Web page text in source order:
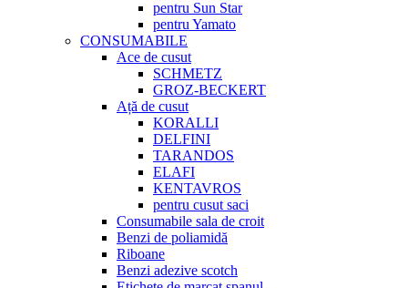
pentru Sun Star
pentru Yamato
CONSUMABILE
Ace de cusut
SCHMETZ
GROZ-BECKERT
Ață de cusut
KORALLI
DELFINI
TARANDOS
ELAFI
KENTAVROS
pentru cusut saci
Consumabile sala de croit
Benzi de poliamidă
Riboane
Benzi adezive scotch